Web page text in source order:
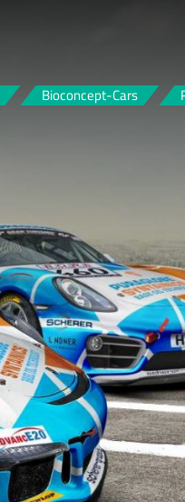
Bioconcept-Cars